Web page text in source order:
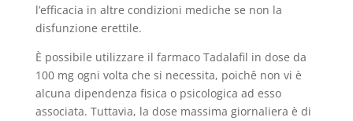
l’efficacia in altre condizioni mediche se non la
disfunzione erettile.
È possibile utilizzare il farmaco Tadalafil in dose da
100 mg ogni volta che si necessita, poichê non vi è
alcuna dipendenza fisica o psicologica ad esso
associata. Tuttavia, la dose massima giornaliera è di